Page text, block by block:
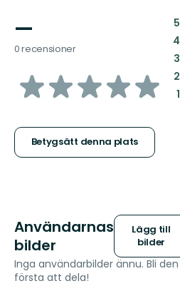
—
0 recensioner
av
stjärnor
Betygsätt denna plats
5:
4:
3:
2:
1:
Användarnas
bilder
Lägg till
bilder
Inga användarbilder ännu. Bli den
första att dela!